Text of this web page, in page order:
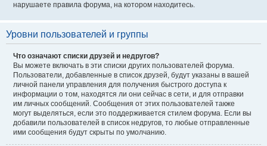
нарушаете правила форума, на котором находитесь.
Уровни пользователей и группы
Что означают списки друзей и недругов?
Вы можете включать в эти списки других пользователей форума.
Пользователи, добавленные в список друзей, будут указаны в вашей
личной панели управления для получения быстрого доступа к
информации о том, находятся ли они сейчас в сети, и для отправки
им личных сообщений. Сообщения от этих пользователей также
могут выделяться, если это поддерживается стилем форума. Если вы
добавили пользователей в список недругов, то любые отправленные
ими сообщения будут скрыты по умолчанию.